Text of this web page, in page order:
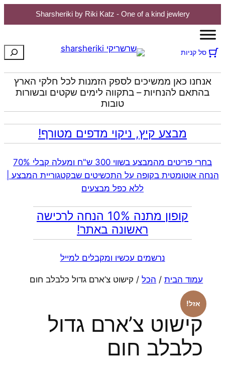
Sharsheriki by Riki Katz - One of a kind jewlery
לדלג
סל קניות חיפוש
אנחנו כאן ממשיכים לספק הזמנות לכל חלקי הארץ
בהתאם להנחיות – בתקווה לימים שקטים ובשורות
טובות
מבצע קיץ, ניקוי מדפים מטורף!
בחרי פריטים מהמבצע בשווי 300 ש"ח ומעלה קבלי 70%
הנחה אוטומטית בקופה על התכשיטים שבקטגוריית המבצע |
ללא כפל מבצעים
קופון מתנה 10% הנחה לרכישה
ראשונה באתר!
נרשמים עכשיו ומקבלים למייל
עמוד הבית/ הכל/ קישוט צ’ארם גדול כלבלב חום
אזל!
קישוט צ’ארם גדול
כלבלב חום